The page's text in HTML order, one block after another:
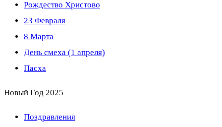
Рождество Христово
23 Февраля
8 Марта
День смеха (1 апреля)
Пасха
Новый Год 2025
Поздравления